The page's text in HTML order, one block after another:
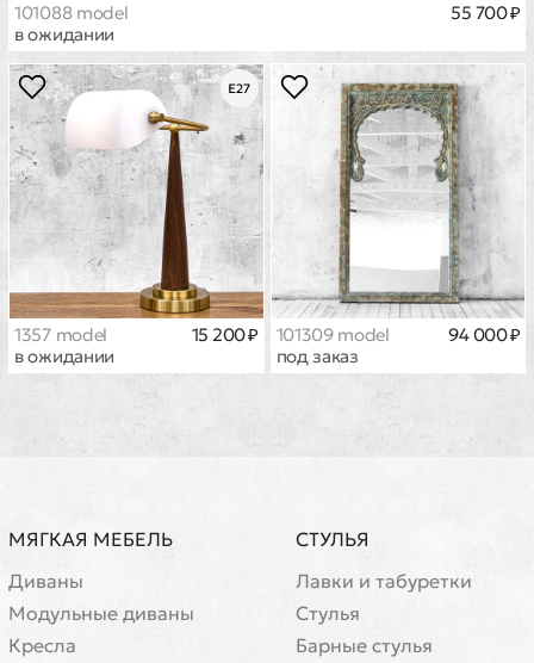
101088 model
в ожидании
55 700 ₽
1357 model
в ожидании
15 200 ₽
101309 model
под заказ
94 000 ₽
МЯГКАЯ МЕБЕЛЬ
Диваны
Модульные диваны
Кресла
СТУЛЬЯ
Лавки и табуретки
Стулья
Барные стулья